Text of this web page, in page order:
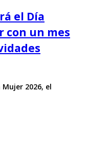
el Día
con un mes
2026, el